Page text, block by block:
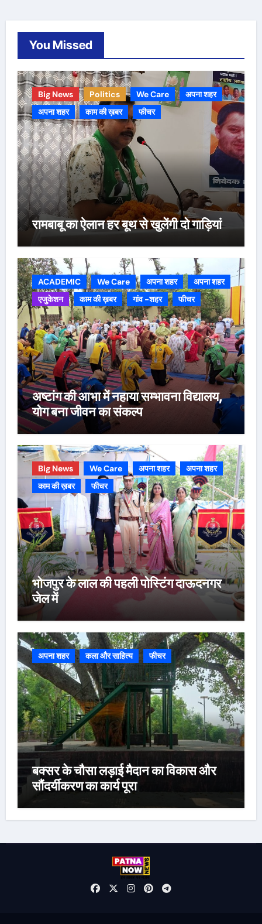
You Missed
Big News Politics We Care
अपना शहर
अपना शहर
काम की ख़बर फीचर
रामबाबू का ऐलान हर बूथ से खुलेंगी दो गाड़ियां
ACADEMIC We Care अपना शहर
अपना शहर
एजुकेशन
काम की ख़बर गांव -शहर फीचर
अष्टांग की आभा में नहाया सम्भावना विद्यालय,
योग बना जीवन का संकल्प
Big News We Care अपना शहर
अपना शहर
काम की ख़बर
फीचर
भोजपुर के लाल की पहली पोस्टिंग दाऊदनगर
जेल में
अपना शहर कला और साहित्य फीचर
बक्सर के चौसा लड़ाई मैदान का विकास और
सौंदर्यीकरण का कार्य पूरा